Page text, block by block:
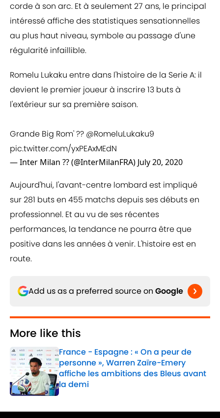
corde à son arc. Et à seulement 27 ans, le principal
intéressé affiche des statistiques sensationnelles
au plus haut niveau, symbole au passage d'une
régularité infaillible.
Romelu Lukaku entre dans l'histoire de la Serie A: il
devient le premier joueur à inscrire 13 buts à
l'extérieur sur sa première saison.
Grande Big Rom' ?? @RomeluLukaku9
pic.twitter.com/yxPEAxMEdN
— Inter Milan ?? (@InterMilanFRA) July 20, 2020
Aujourd'hui, l'avant-centre lombard est impliqué
sur 281 buts en 455 matchs depuis ses débuts en
professionnel. Et au vu de ses récentes
performances, la tendance ne pourra être que
positive dans les années à venir. L'histoire est en
route.
Add us as a preferred source on Google
More like this
France - Espagne : « On a peur de
personne », Warren Zaïre-Emery
affiche les ambitions des Bleus avant
la demi
Published by on Invalid Date